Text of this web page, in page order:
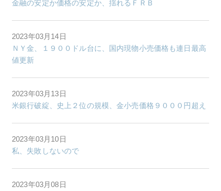
金融の安定か価格の安定か、揺れるＦＲＢ
2023年03月14日
ＮＹ金、１９００ドル台に、国内現物小売価格も連日最高
値更新
2023年03月13日
米銀行破綻、史上２位の規模、金小売価格９０００円超え
2023年03月10日
私、失敗しないので
2023年03月08日